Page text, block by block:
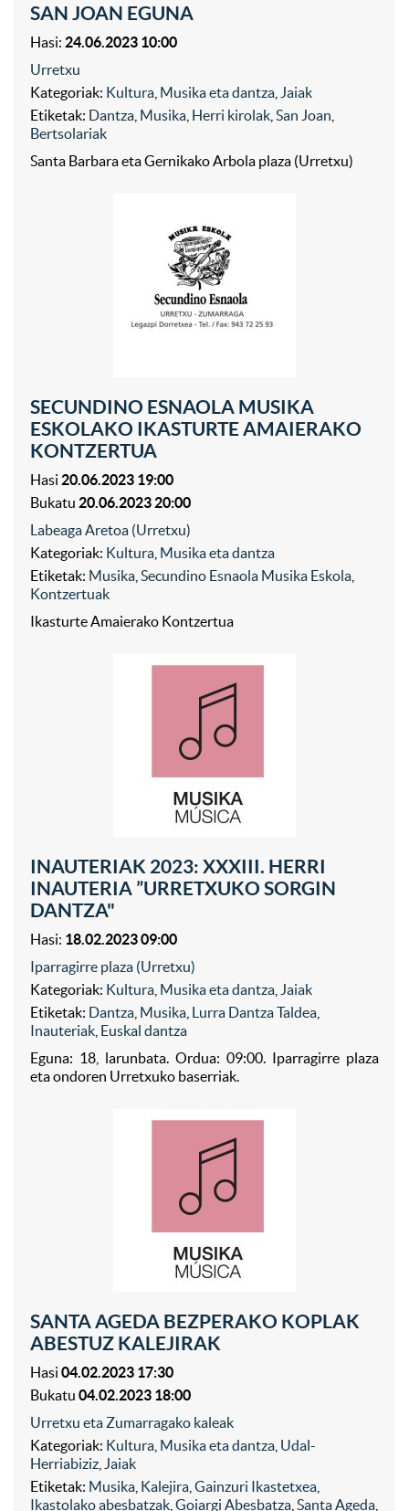
SAN JOAN EGUNA
Hasi: 24.06.2023 10:00
Urretxu
Kategoriak: Kultura Musika eta dantza Jaiak
Etiketak: Dantza Musika Herri kirolak San Joan
Bertsolariak
Santa Barbara eta Gernikako Arbola plaza (Urretxu)
SECUNDINO ESNAOLA MUSIKA
ESKOLAKO IKASTURTE AMAIERAKO
KONTZERTUA
Hasi 20.06.2023 19:00
Bukatu 20.06.2023 20:00
Labeaga Aretoa (Urretxu)
Kategoriak: Kultura Musika eta dantza
Etiketak: Musika Secundino Esnaola Musika Eskola
Kontzertuak
Ikasturte Amaierako Kontzertua
INAUTERIAK 2023: XXXIII. HERRI
INAUTERIA ”URRETXUKO SORGIN
DANTZA"
Hasi: 18.02.2023 09:00
Iparragirre plaza (Urretxu)
Kategoriak: Kultura Musika eta dantza Jaiak
Etiketak: Dantza Musika Lurra Dantza Taldea
Inauteriak Euskal dantza
Eguna: 18, larunbata. Ordua: 09:00. Iparragirre plaza
eta ondoren Urretxuko baserriak.
SANTA AGEDA BEZPERAKO KOPLAK
ABESTUZ KALEJIRAK
Hasi 04.02.2023 17:30
Bukatu 04.02.2023 18:00
Urretxu eta Zumarragako kaleak
Kategoriak: Kultura Musika eta dantza Udal-
Herriabiziz Jaiak
Etiketak: Musika Kalejira Gainzuri Ikastetxea
Ikastolako abesbatzak Goiargi Abesbatza Santa Ageda